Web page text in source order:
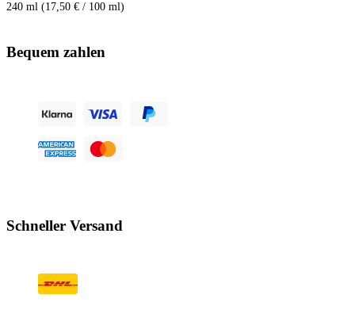
240 ml (17,50 € / 100 ml)
Bequem zahlen
Schneller Versand